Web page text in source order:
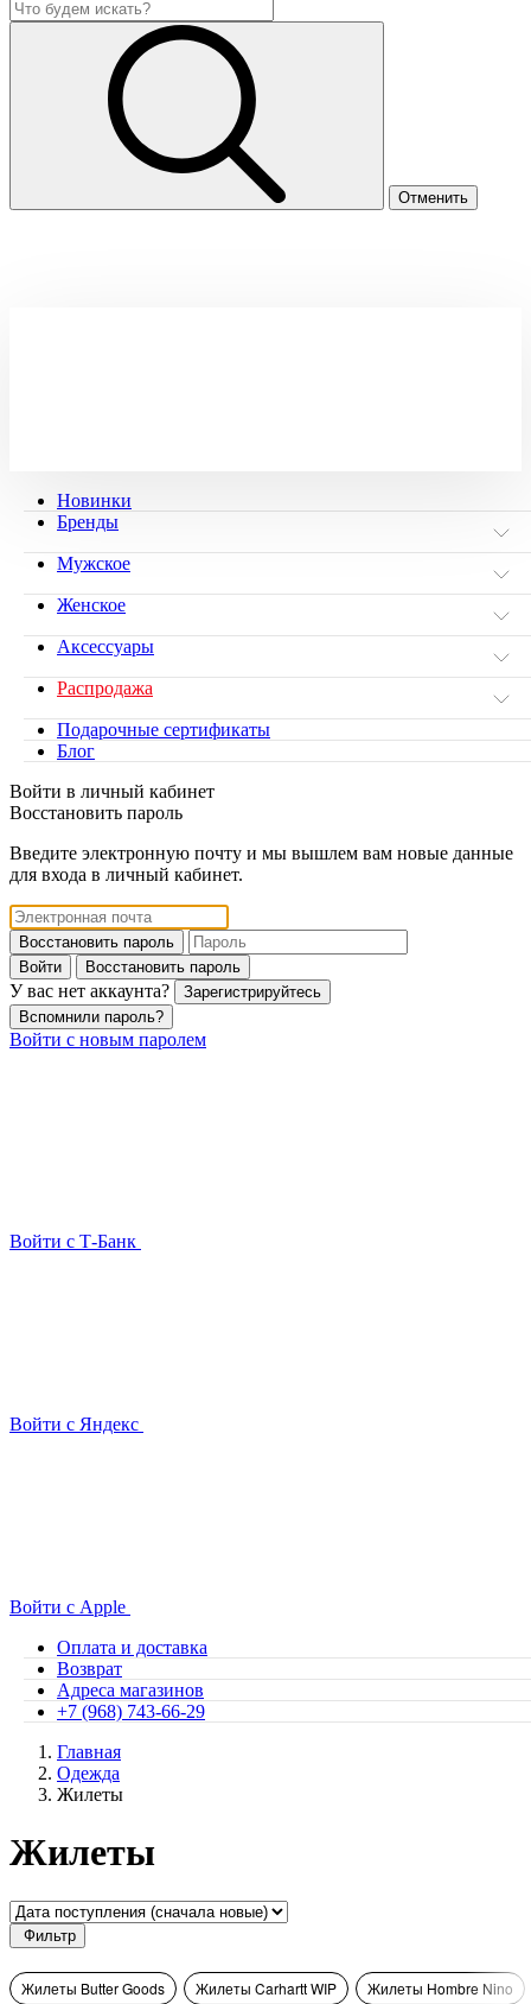
Новинки
Бренды
Мужское
Женское
Аксессуары
Распродажа
Подарочные сертификаты
Блог
Войти в личный кабинет
Восстановить пароль
Введите электронную почту и мы вышлем вам новые данные
для входа в личный кабинет.
Восстановить пароль
Войти
Восстановить пароль
У вас нет аккаунта?
Зарегистрируйтесь
Вспомнили пароль?
Войти с новым паролем
Войти с Т-Банк
Войти с Яндекс
Войти с Apple
Оплата и доставка
Возврат
Адреса магазинов
+7 (968) 743-66-29
Главная
Одежда
Жилеты
Жилеты
Фильтр
Жилеты Butter Goods Жилеты Carhartt WIP Жилеты Hombre Nino